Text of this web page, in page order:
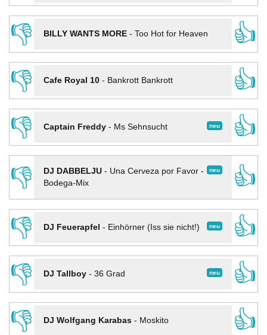
👎
BILLY WANTS MORE- Too Hot for Heaven
👍
👎
Cafe Royal 10- Bankrott Bankrott
👍
👎
neu
Captain Freddy- Ms Sehnsucht
👍
👎
neu
DJ DABBELJU- Una Cerveza por Favor -
Bodega-Mix
👍
👎
neu
DJ Feuerapfel - Einhörner (Iss sie nicht!)
👍
👎
neu
DJ Tallboy- 36 Grad
👍
👎
DJ Wolfgang Karabas- Moskito
👍